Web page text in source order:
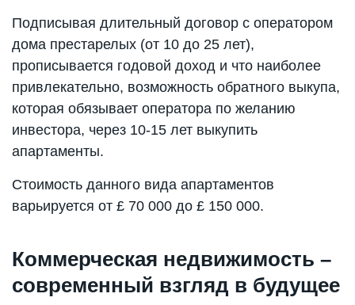
Подписывая длительный договор с оператором
дома престарелых (от 10 до 25 лет),
прописывается годовой доход и что наиболее
привлекательно, возможность обратного выкупа,
которая обязывает оператора по желанию
инвестора, через 10-15 лет выкупить
апартаменты.
Стоимость данного вида апартаментов
варьируется от £ 70 000 до £ 150 000.
Коммерческая недвижимость –
современный взгляд в будущее